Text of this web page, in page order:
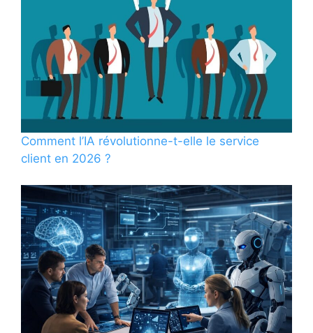
Comment l’IA révolutionne-t-elle le service
client en 2026 ?